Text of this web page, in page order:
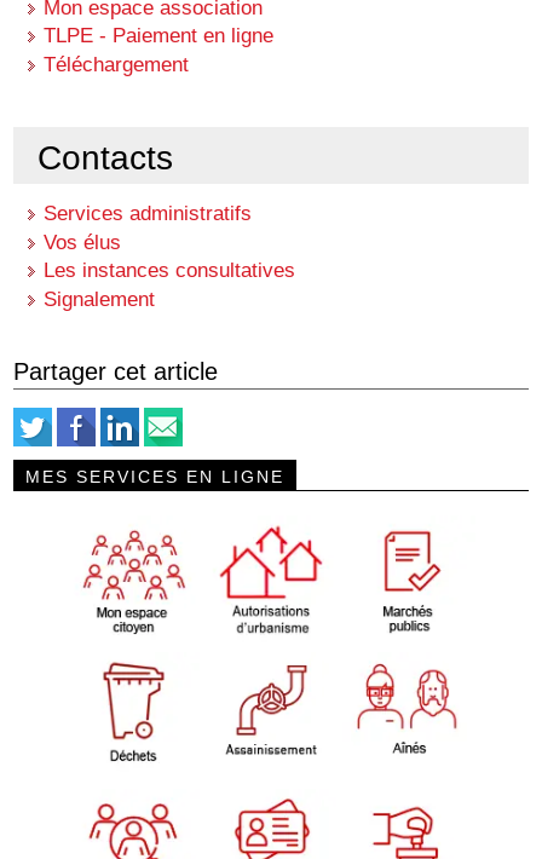
Mon espace association
TLPE - Paiement en ligne
Téléchargement
Contacts
Services administratifs
Vos élus
Les instances consultatives
Signalement
Partager cet article
MES SERVICES EN LIGNE